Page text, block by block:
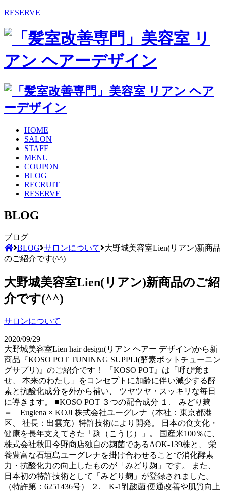
RESERVE
HOME
SALON
STAFF
MENU
COUPON
BLOG
RECRUIT
RESERVE
BLOG
ブログ
BLOG サロンについて
大野城美容室Lien(リアン)新商品
のご紹介です(^^)
大野城美容室Lien(リアン)新商品のご紹
介です(^^)
サロンについて
2020/09/29
大野城美容室Lien hair design(リアン ヘアー デザイン)から新
商品『KOSO POT TUNINNG SUPPLI(酵素ポットチューニン
グサプリ)』のご紹介です！ 『KOSO POT』は「呼び覚ま
せ、 本来のわたし」をコンセプトに加齢に伴い減少する酵
素と抗酸化成分を外から補い、 ツヤツヤ・スッキリな毎日
に導きます。 ■KOSO POT ３つの配合成分 １. みどり麹
＝ Euglena × KOJI 株式会社ユーグレナ（本社：東京都港
区、 社長：出雲充）特許技術により開発。 日本の食文化・
健康を長年支えてきた「麹（こうじ）」。 国産米100％に、
株式会社秋田今野商店独自の麹菌であるAOK-139株と、 栄
養豊富な石垣島ユーグレナを掛け合わせることで消化酵素
力・抗酸化力の向上したものが「みどり麹」です。 また、
日本初の特許技術として「みどり麹」が登録されました。
（特許第：6251436号） ２. K-1乳酸菌 便通改善や肌質向上